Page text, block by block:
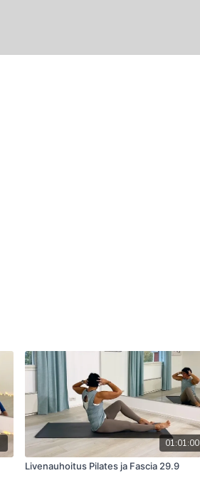
01:01:00
Livenauhoitus Pilates ja Fascia 29.9